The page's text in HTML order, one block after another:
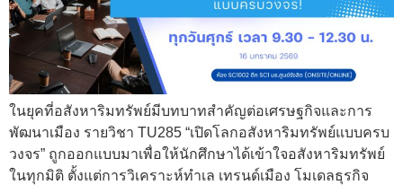
ในยุคที่อสังหาริมทรัพย์มีบทบาทสำคัญต่อเศรษฐกิจและการ
พัฒนาเมือง รายวิชา TU285 “เปิดโลกอสังหาริมทรัพย์แบบครบ
วงจร” ถูกออกแบบมาเพื่อให้นักศึกษาได้เข้าใจอสังหาริมทรัพย์
ในทุกมิติ ตั้งแต่การวิเคราะห์ทำเล เทรนด์เมือง โมเดลธุรกิจ